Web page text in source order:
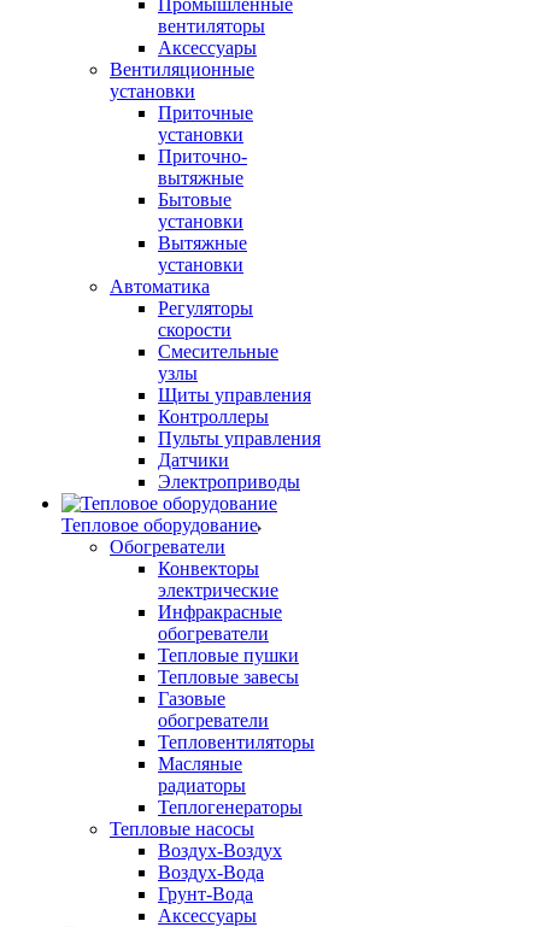
Промышленные
вентиляторы
Аксессуары
Вентиляционные
установки
Приточные
установки
Приточно-
вытяжные
Бытовые
установки
Вытяжные
установки
Автоматика
Регуляторы
скорости
Смесительные
узлы
Щиты управления
Контроллеры
Пульты управления
Датчики
Электроприводы
Тепловое оборудование
Обогреватели
Конвекторы
электрические
Инфракрасные
обогреватели
Тепловые пушки
Тепловые завесы
Газовые
обогреватели
Тепловентиляторы
Масляные
радиаторы
Теплогенераторы
Тепловые насосы
Воздух-Воздух
Воздух-Вода
Грунт-Вода
Аксессуары